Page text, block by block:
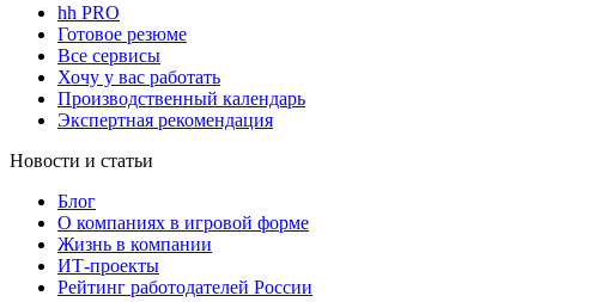
hh PRO
Готовое резюме
Все сервисы
Хочу у вас работать
Производственный календарь
Экспертная рекомендация
Новости и статьи
Блог
О компаниях в игровой форме
Жизнь в компании
ИТ-проекты
Рейтинг работодателей России